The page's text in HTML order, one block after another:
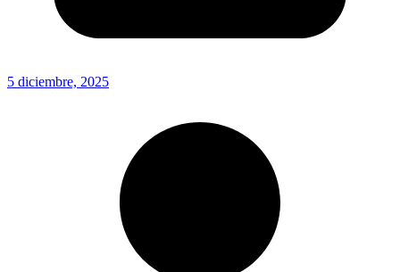
5 diciembre, 2025